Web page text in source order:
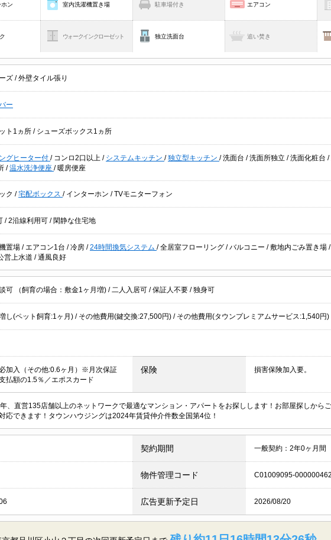
ン 室内洗濯機置き場 駐車場付き エアコン
ウォークインクローゼット 独立洗面台 追い焚き
ズ /外壁タイル張り
ー
ト1ヵ所 / シューズボックス1ヵ所
グヒーター付 / コンロ2口以上 / システムキッチン /独立型キッチン /洗面台 /洗面所独立 /洗面化粧台 /
/温水洗浄便座 / 暖房便座
ク /宅配ボックス / インターホン /TVモニターフォン
/2沿線利用可 / 閑静な住宅地
置場 / エアコン1台 /冷房 /24時間換気システム /全居室フローリング /バルコニー /敷地内ごみ置き場 /
営上水道 /通風良好
可 （飼育の場合：敷金1ヶ月増) / 二人入居可 /保証人不要 /独身可
し(ペット飼育:1ヶ月) / その他費用(鍵交換:27,500円) / その他費用(タウンプレミアムサービス:1,540円)
加入（その他:0.6ヶ月）※月次保証
払額の1.5％／エポスカード
保険 損害保険加入要。
、直営135店舗以上のネットワークで最適なマンション・アパートをお探しします！お部屋探しから
応できます！タウンハウジングは2024年賃貸仲介件数全国第4位！
契約期間 一般契約：2年0ヶ月間
物件管理コード C01009095-
広告更新予定日 2026/08/20